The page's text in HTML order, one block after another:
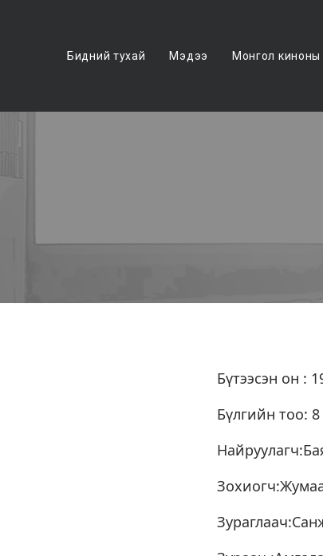
Бидний тухай Мэдээ Монгол киноны
Бүтээсэн он :
Бүлгийн тоо: